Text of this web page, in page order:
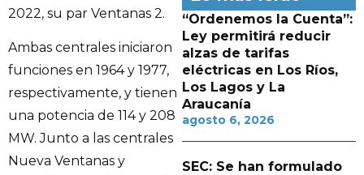
2022, su par Ventanas 2.
Ambas centrales iniciaron
funciones en 1964 y 1977,
respectivamente, y tienen
una potencia de 114 y 208
MW. Junto a las centrales
Nueva Ventanas y
“Ordenemos la Cuenta”:
Ley permitirá reducir
alzas de tarifas
eléctricas en Los Ríos,
Los Lagos y La
Araucanía
agosto 6, 2026
SEC: Se han formulado